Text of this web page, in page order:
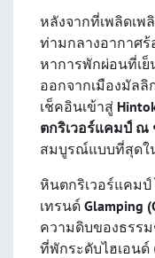
หลังจากที่เพลิดเพ
ท่ามกลางอากาศร้
หาการพักผ่อนที่เย็
ออกจากเมืองมัลลิ
เช็คอินเข้าสู่
ตกริเวอร์แคมป์ ณ
สมบูรณ์แบบที่สุดใ
หินตกริเวอร์แคม
เทรนด์ Glamping
ความดิบของธรร
ที่พักระดับไฮเอน